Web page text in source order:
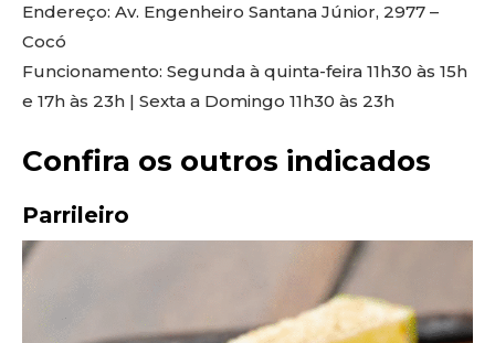
Endereço: Av. Engenheiro Santana Júnior, 2977 –
Cocó
Funcionamento: Segunda à quinta-feira 11h30 às 15h
e 17h às 23h | Sexta a Domingo 11h30 às 23h
Confira os outros indicados
Parrileiro